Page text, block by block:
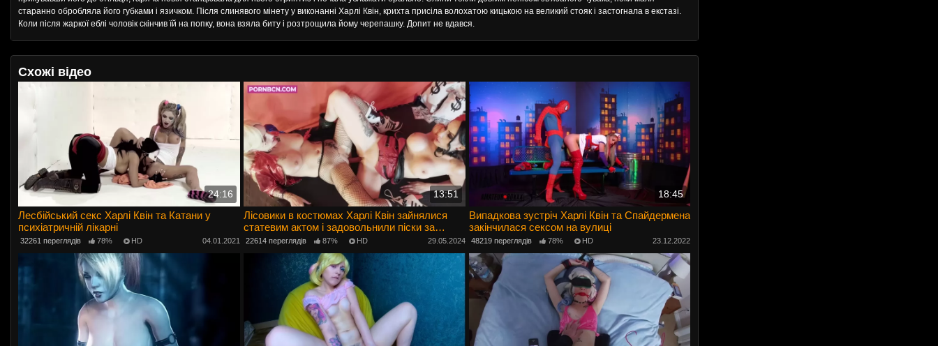
старанно обробляла його губками і язичком. Після слинявого мінету у виконанні Харлі Квін, крихта присіла волохатою кицькою на великий стояк і застогнала в екстазі.
Коли після жаркої еблі чоловік скінчив їй на попку, вона взяла биту і розтрощила йому черепашку. Допит не вдався.
Схожі відео
24:16
Лесбійський секс Харлі Квін та Катани у
психіатричній лікарні
32261 переглядів 78% HD 04.01.2021
13:51
Лісовики в костюмах Харлі Квін зайнялися
статевим актом і задовольнили піски за
допомогою дилдо
22614 переглядів 87% HD 29.05.2024
18:45
Випадкова зустріч Харлі Квін та Спайдермена
закінчилася сексом на вулиці
48219 переглядів 78% HD 23.12.2022